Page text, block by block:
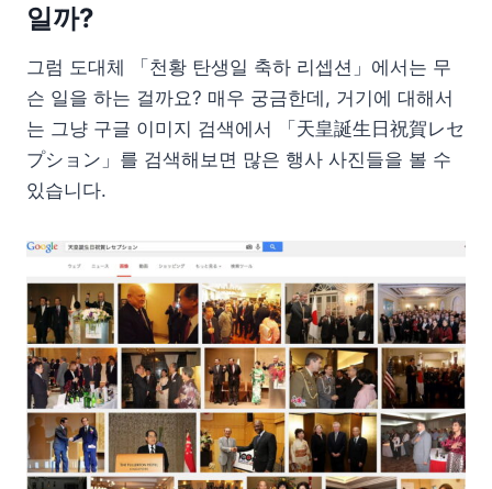
일까?
그럼 도대체 「천황 탄생일 축하 리셉션」에서는 무
슨 일을 하는 걸까요? 매우 궁금한데, 거기에 대해서
는 그냥 구글 이미지 검색에서 「天皇誕生日祝賀レセ
プション」를 검색해보면 많은 행사 사진들을 볼 수
있습니다.